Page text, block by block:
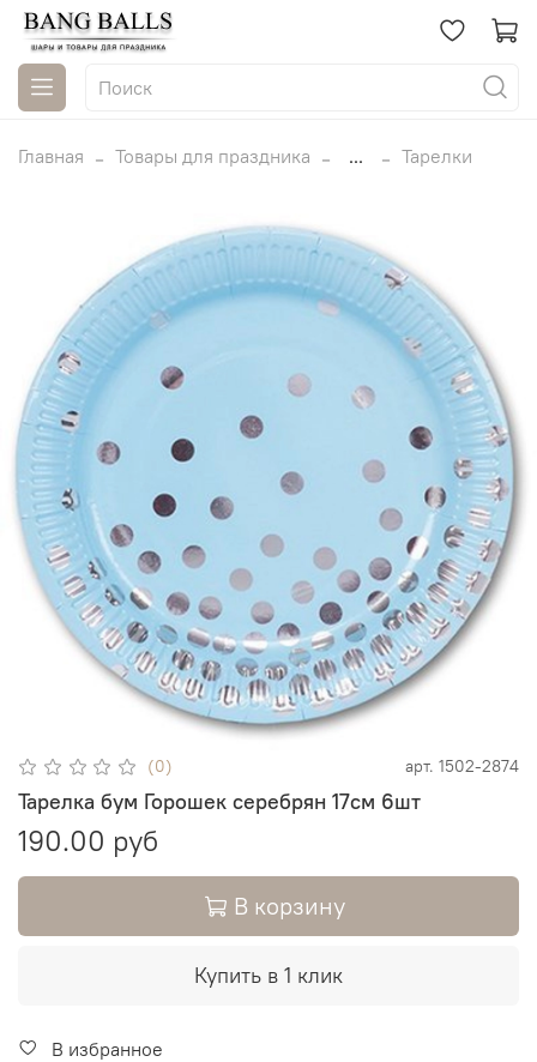
Главная Товары для праздника ... Тарелки
(0) арт. 1502-2874
Тарелка бум Горошек серебрян 17см 6шт
190.00 руб
В корзину
Купить в 1 клик
В избранное